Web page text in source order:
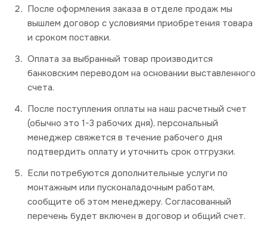
После оформления заказа в отделе продаж мы
вышлем договор с условиями приобретения товара
и сроком поставки.
Оплата за выбранный товар производится
банковским переводом на основании выставленного
счета.
После поступления оплаты на наш расчетный счет
(обычно это 1-3 рабочих дня), персональный
менеджер свяжется в течение рабочего дня
подтвердить оплату и уточнить срок отгрузки.
Если потребуются дополнительные услуги по
монтажным или пусконаладочным работам,
сообщите об этом менеджеру. Согласованный
перечень будет включен в договор и общий счет.